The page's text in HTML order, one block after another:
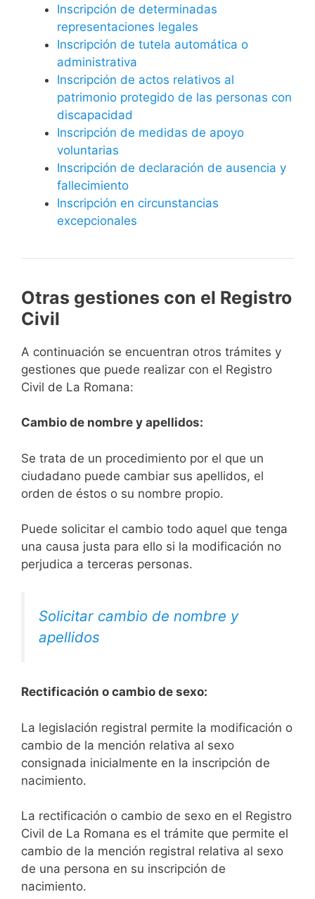
Inscripción de determinadas
representaciones legales
Inscripción de tutela automática o
administrativa
Inscripción de actos relativos al
patrimonio protegido de las personas con
discapacidad
Inscripción de medidas de apoyo
voluntarias
Inscripción de declaración de ausencia y
fallecimiento
Inscripción en circunstancias
excepcionales
Otras gestiones con el Registro
Civil
A continuación se encuentran otros trámites y
gestiones que puede realizar con el Registro
Civil de La Romana:
Cambio de nombre y apellidos:
Se trata de un procedimiento por el que un
ciudadano puede cambiar sus apellidos, el
orden de éstos o su nombre propio.
Puede solicitar el cambio todo aquel que tenga
una causa justa para ello si la modificación no
perjudica a terceras personas.
Solicitar cambio de nombre y
apellidos
Rectificación o cambio de sexo:
La legislación registral permite la modificación o
cambio de la mención relativa al sexo
consignada inicialmente en la inscripción de
nacimiento.
La rectificación o cambio de sexo en el Registro
Civil de La Romana es el trámite que permite el
cambio de la mención registral relativa al sexo
de una persona en su inscripción de
nacimiento.